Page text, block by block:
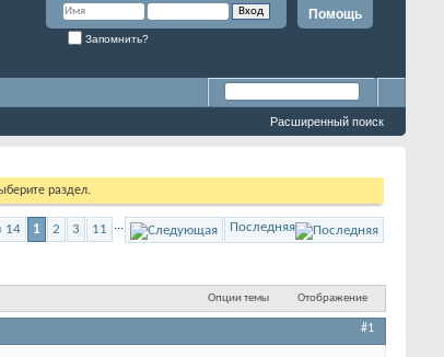
Помощь
Запомнить?
Расширенный поиск
раздел.
14 1 2 3 11 ... Последняя
Опции темы Отображение
#1